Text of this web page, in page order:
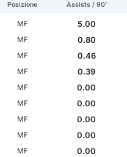
Posizione Assists / 90'
MF
5.00
MF
0.80
MF
0.46
MF
0.39
MF
0.00
MF
0.00
MF
0.00
MF
0.00
MF
0.00